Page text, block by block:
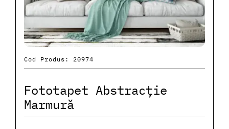
Cod Produs: 20974
Fototapet Abstracție
Marmură